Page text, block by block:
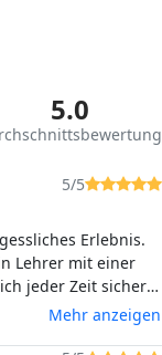
5.0
5/5
Erlebnis.
Lehrer mit einer
jeder Zeit sicher
Mehr anzeigen